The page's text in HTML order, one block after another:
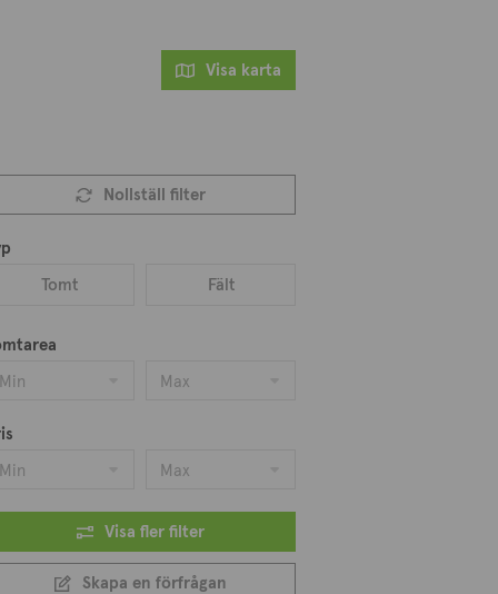
Visa karta
Nollställ filter
Tomt
Fält
Min
Max
Min
Max
Visa fler filter
Skapa en förfrågan